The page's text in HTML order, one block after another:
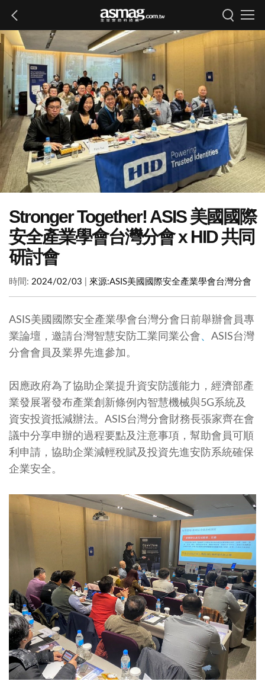
Stronger Together! ASIS 美國國際
安全產業學會台灣分會 x HID 共同
研討會
時間: 2024/02/03 來源:ASIS美國國際安全產業學會台灣分會
ASIS美國國際安全產業學會台灣分會日前舉辦會員專
業論壇，邀請台灣智慧安防工業同業公會、 ASIS台灣
分會會員及業界先進參加。
因應政府為了協助企業提升資安防護能力，經濟部產
業發展署發布產業創新條例內智慧機械與5G系統及
資安投資抵減辦法。ASIS台灣分會財務長張家齊在會
議中分享申辦的過程要點及注意事項，幫助會員可順
利申請，協助企業減輕稅賦及投資先進安防系統確保
企業安全。